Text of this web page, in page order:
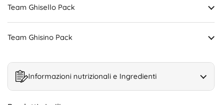
Team Ghisello Pack
Team Ghisino Pack
Informazioni nutrizionali e Ingredienti